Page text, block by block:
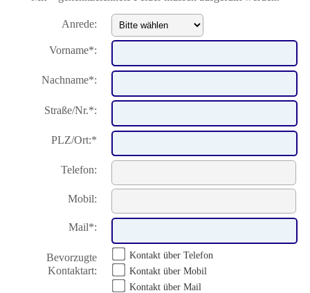
Anrede:
Vorname*:
Nachname*:
Straße/Nr.*:
PLZ/Ort:*
Telefon:
Mobil:
Mail*:
Bevorzugte
Kontaktart:
Kontakt über Telefon
Kontakt über Mobil
Kontakt über Mail